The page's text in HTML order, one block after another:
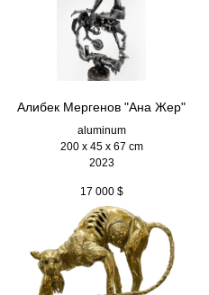
Алибек Мергенов "Ана Жер"
aluminum
200 х 45 х 67 cm
2023
17 000 $